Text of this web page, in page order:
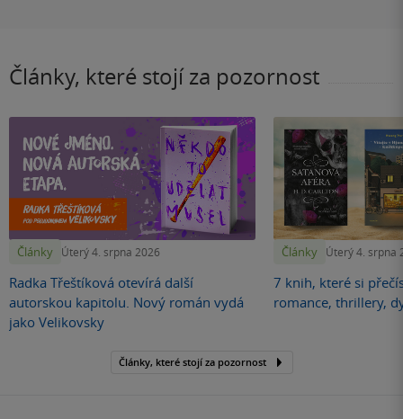
Články, které stojí za pozornost
Články Úterý 4. srpna 2026
Radka Třeštíková otevírá další
autorskou kapitolu. Nový román vydá
jako Velikovsky
Články Úterý 4. srpna
7 knih, které si
romance, thrillery,
Články, které stojí za pozornost